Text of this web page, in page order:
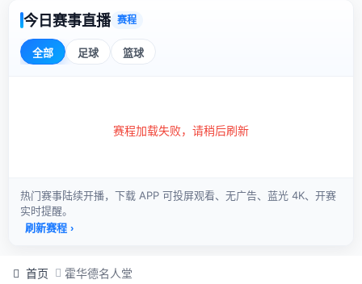
首页 霍华德名人堂